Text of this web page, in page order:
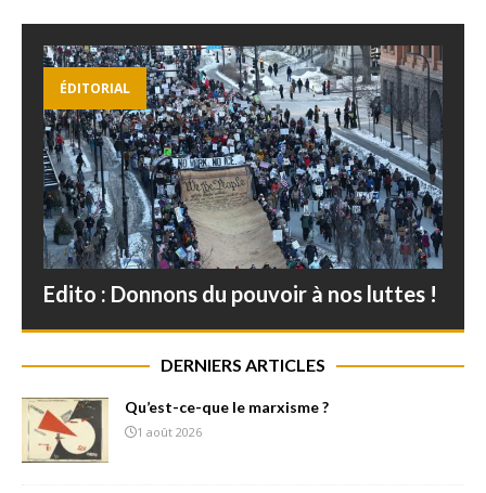
ÉDITORIAL
Edito : Donnons du pouvoir à nos luttes !
DERNIERS ARTICLES
Qu’est-ce-que le marxisme ?
1 août 2026